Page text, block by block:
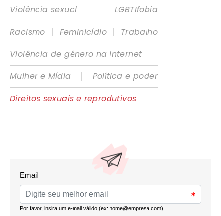
Violência sexual
|
LGBTIfobia
Racismo
| Feminicídio |
Trabalho
Violência de gênero na internet
Mulher e Mídia
|
Política e poder
Direitos sexuais e reprodutivos